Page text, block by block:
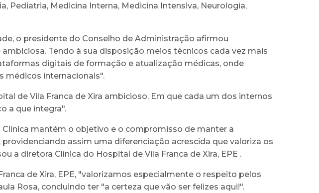
Pediatria, Medicina Interna, Medicina Intensiva, Neurologia,
o presidente do Conselho de Administração afirmou
Tendo à sua disposição meios técnicos cada vez mais
digitais de formação e atualização médicas, onde
médicos internacionais".
de Vila Franca de Xira ambicioso. Em que cada um dos internos
a que integra".
Clínica mantém o objetivo e o compromisso de manter a
assim uma diferenciação acrescida que valoriza os
a diretora Clínica do Hospital de Vila Franca de Xira, EPE .
de Xira, EPE, "valorizamos especialmente o respeito pelos
Rosa, concluindo ter "a certeza que vão ser felizes aqui!".